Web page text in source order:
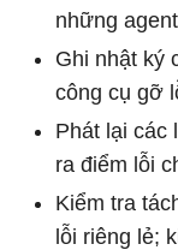
những
Ghi nhật ký
công cụ gỡ
Phát lại các
ra điểm lỗi
Kiểm tra
lỗi riêng lẻ;